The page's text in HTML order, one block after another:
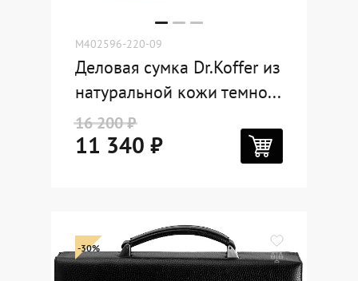
M402596-220-09
Деловая сумка Dr.Koffer из
натуральной кожи темно...
16 200 ₽
11 340 ₽
-30%